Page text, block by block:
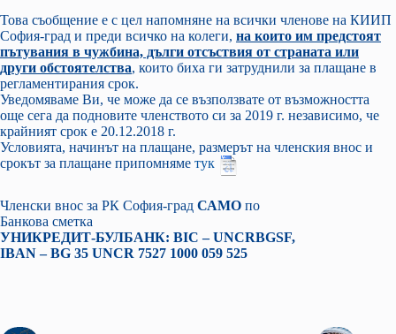
Това съобщение е с цел напомняне на всички членове на КИИП
София-град и преди всичко на колеги, на които им предстоят
пътувания в чужбина, дълги отсъствия от страната или
други обстоятелства, които биха ги затруднили за плащане в
регламентирания срок.
Уведомяваме Ви, че може да се възползвате от възможността
още сега да подновите членството си за 2019 г. независимо, че
крайният срок е 20.12.2018 г.
Условията, начинът на плащане, размерът на членския внос и
срокът за плащане припомняме тук
Членски внос за РК София-град САМО по
Банкова сметка
УНИКРЕДИТ-БУЛБАНК: BIC – UNCRBGSF,
IBAN – BG 35 UNCR 7527 1000 059 525